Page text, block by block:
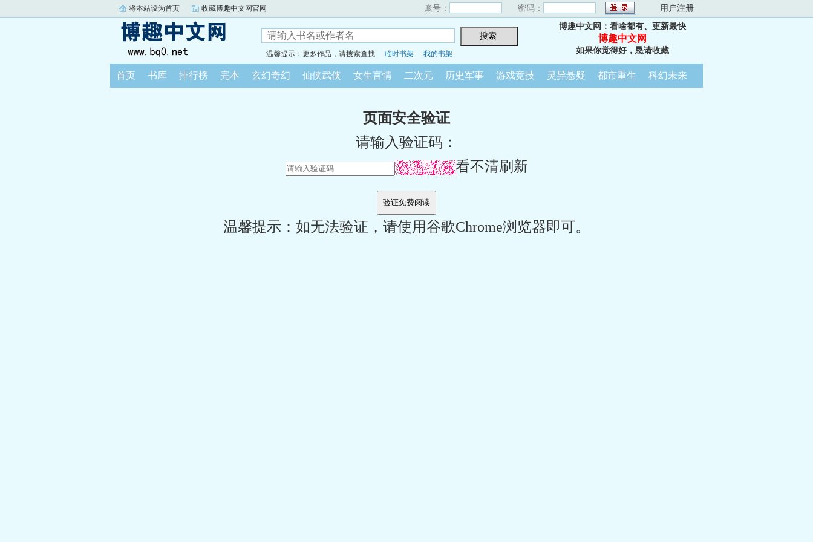
将本站设为首页 收藏博趣中文网官网 账号： 密码： 用户注册
温馨提示：更多作品，请搜索查找 临时书架 我的书架
博趣中文网：看啥都有、更新最快
博趣中文网
如果你觉得好，恳请收藏
首页 书库 排行榜 完本 玄幻奇幻 仙侠武侠 女生言情 二次元 历史军事 游戏竞技 灵异悬疑 都市重生 科幻未来
页面安全验证
请输入验证码：
看不清刷新
温馨提示：如无法验证，请使用谷歌Chrome浏览器即可。